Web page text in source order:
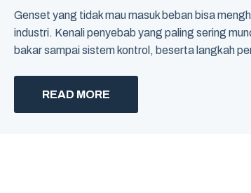
Genset yang tidak mau masuk beban bisa
industri. Kenali penyebab yang paling sering
bakar sampai sistem kontrol, beserta langkah
READ MORE